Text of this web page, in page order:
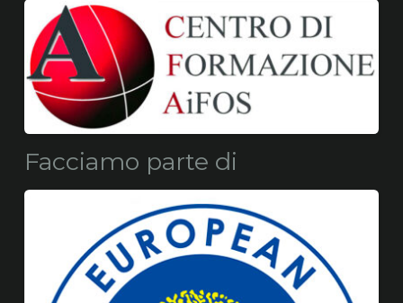
Facciamo parte di